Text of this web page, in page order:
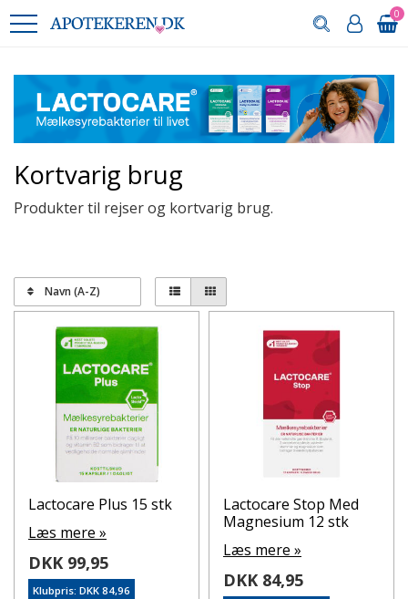
0
Kortvarig brug
Produkter til rejser og kortvarig brug.
Navn (A-Z)
Lactocare Plus 15 stk
Læs mere »
DKK 99,95
Klubpris: DKK 84,96
Lactocare Stop Med
Magnesium 12 stk
Læs mere »
DKK 84,95